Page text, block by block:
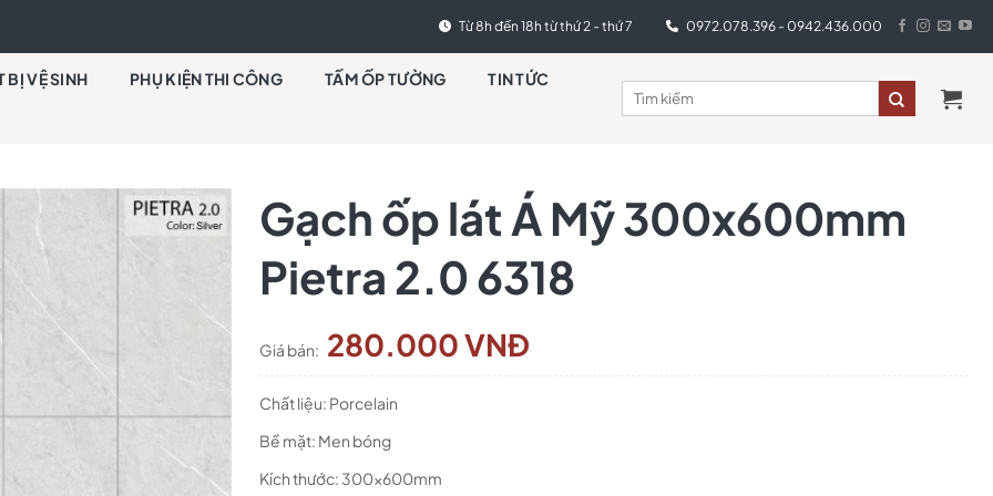
Từ 8h đến 18h từ thứ 2 - thứ 7 0972.078.396 - 0942.436.000
BỊ VỆ SINH PHỤ KIỆN THI CÔNG TẤM ỐP TƯỜNG TIN TỨC
Gạch ốp lát Á Mỹ 300x600mm
Pietra 2.0 6318
Giá bán: 280.000 VNĐ
Chất liệu: Porcelain
Bề mặt: Men bóng
Kích thước: 300x600mm